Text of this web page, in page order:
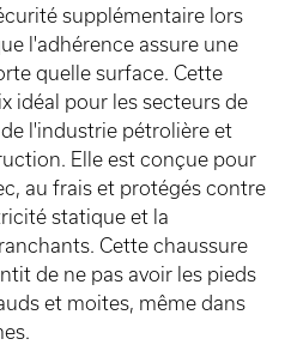
supplémentaire lors
l'adhérence assure une
quelle surface. Cette
idéal pour les secteurs de
l'industrie pétrolière et
Elle est conçue pour
au frais et protégés contre
statique et la
Cette chaussure
de ne pas avoir les pieds
et moites, même dans